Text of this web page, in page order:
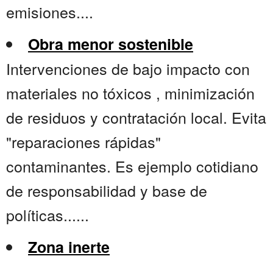
emisiones....
Obra menor sostenible
Intervenciones de bajo impacto con
materiales no tóxicos , minimización
de residuos y contratación local. Evita
"reparaciones rápidas"
contaminantes. Es ejemplo cotidiano
de responsabilidad y base de
políticas......
Zona inerte